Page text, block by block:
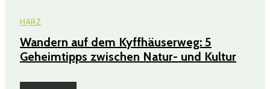
HARZ
Wandern auf dem Kyffhäuserweg: 5
Geheimtipps zwischen Natur- und Kultur